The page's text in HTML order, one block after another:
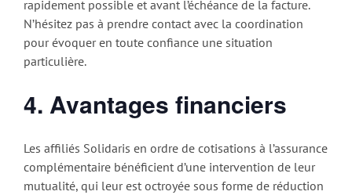
rapidement possible et avant l’échéance de la facture.
N’hésitez pas à prendre contact avec la coordination
pour évoquer en toute confiance une situation
particulière.
4. Avantages financiers
Les affiliés Solidaris en ordre de cotisations à l’assurance
complémentaire bénéficient d’une intervention de leur
mutualité, qui leur est octroyée sous forme de réduction